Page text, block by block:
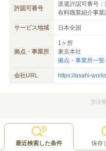
許認可番号
派遣許認可番号
有料職業紹介事
サービス地域 日本全国
拠点・事業所
1ヶ所
東京本社
拠点・事業所一覧
会社URL https://asahi-
管理
最近検索した条件 保存